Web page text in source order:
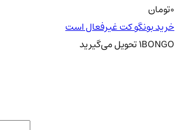
تومان
خرید بونگو کت غیرفعال است
1BONGOتحویلمی‌گیرید